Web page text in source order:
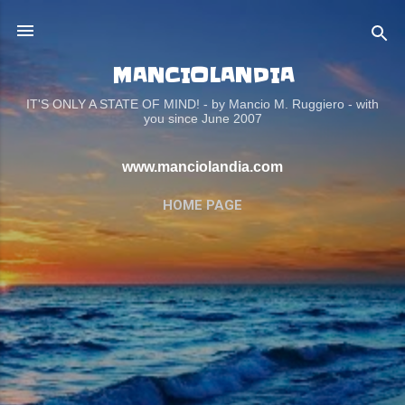
MANCIOLANDIA
IT'S ONLY A STATE OF MIND! - by Mancio M. Ruggiero - with
you since June 2007
www.manciolandia.com
HOME PAGE